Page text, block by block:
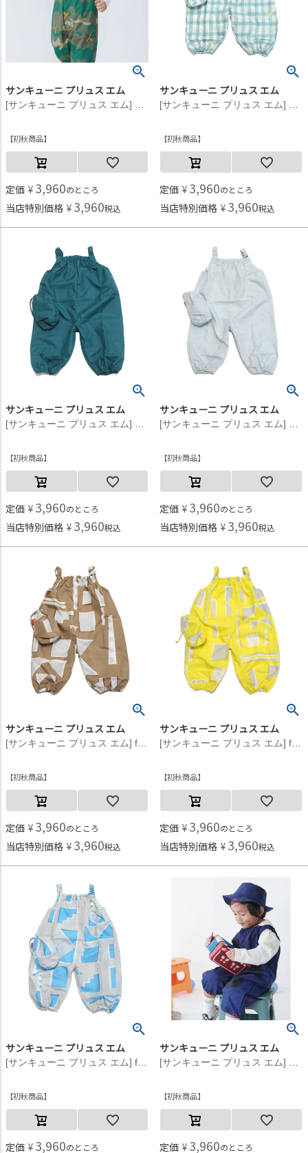
サンキューニ プリュス エム
初秋商品
定価 ¥ 3,960のところ
当店特別価格 ¥ 3,960税込
サンキューニ プリュス エム
初秋商品
定価 ¥ 3,960のところ
当店特別価格 ¥ 3,960税込
サンキューニ プリュス エム
初秋商品
定価 ¥ 3,960のところ
当店特別価格 ¥ 3,960税込
サンキューニ プリュス エム
初秋商品
定価 ¥ 3,960のところ
当店特別価格 ¥ 3,960税込
サンキューニ プリュス エム
初秋商品
定価 ¥ 3,960のところ
当店特別価格 ¥ 3,960税込
サンキューニ プリュス エム
初秋商品
定価 ¥ 3,960のところ
当店特別価格 ¥ 3,960税込
サンキューニ プリュス エム
初秋商品
定価 ¥ 3,960のところ
サンキューニ プリュス エム
初秋商品
定価 ¥ 3,960のところ